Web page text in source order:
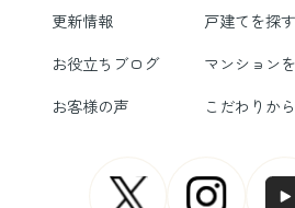
更新情報
戸建てを探す
お役立ちブログ
マンション
お客様の声
こだわりか